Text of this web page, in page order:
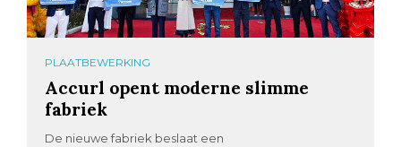
PLAATBEWERKING
Accurl opent moderne slimme
fabriek
De nieuwe fabriek beslaat een